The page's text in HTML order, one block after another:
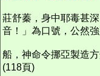
莊舒蓁，身中耶毒甚
音！」為口號，公然強
船，神命令挪亞製造
(118頁)